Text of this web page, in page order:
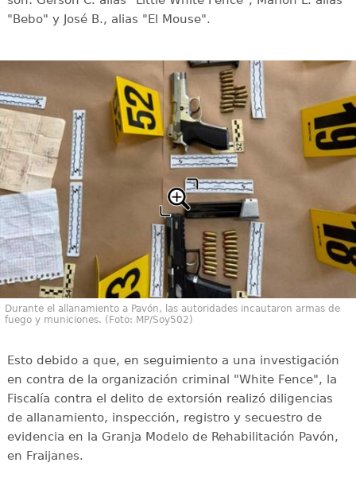
"Bebo" y José B., alias "El Mouse".
Durante el allanamiento a Pavón, las autoridades incautaron armas de
fuego y municiones. (Foto: MP/Soy502)
Esto debido a que, en seguimiento a una investigación
en contra de la organización criminal "White Fence", la
Fiscalía contra el delito de extorsión realizó diligencias
de allanamiento, inspección, registro y secuestro de
evidencia en la Granja Modelo de Rehabilitación Pavón,
en Fraijanes.